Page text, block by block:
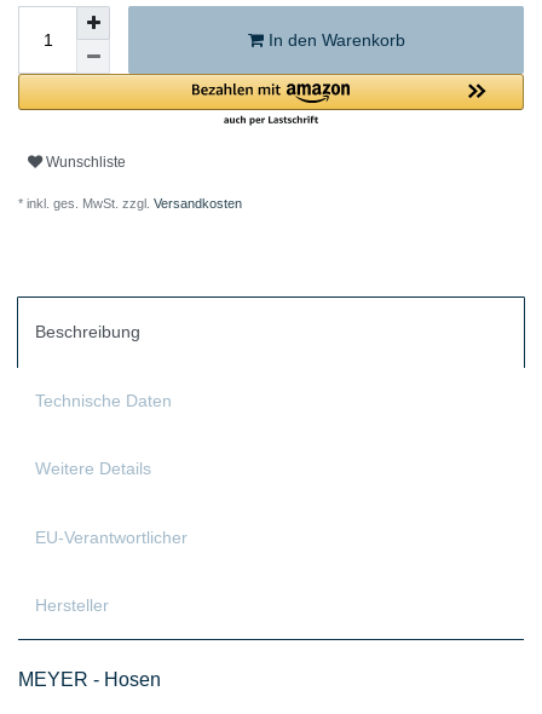
In den Warenkorb
Wunschliste
* inkl. ges. MwSt. zzgl. Versandkosten
Beschreibung
Technische Daten
Weitere Details
EU-Verantwortlicher
Hersteller
MEYER - Hosen